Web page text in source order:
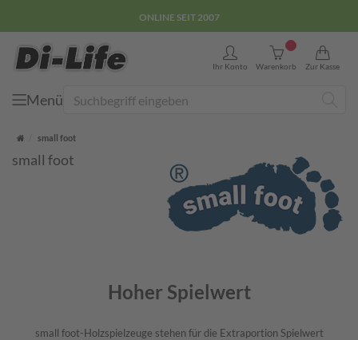
E-COMMERCE GÜTEZEICHEN
Ihr Konto Warenkorb
0
Zur Kasse
Menü
Startseite
small foot
small foot
Hoher Spielwert
small foot-Holzspielzeuge stehen für die Extraportion Spielwert